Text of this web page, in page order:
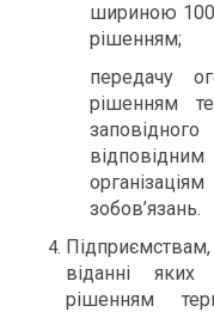
шириною
рішенням;
передачу
рішенням
зобов’язань.
віданні
рішенням